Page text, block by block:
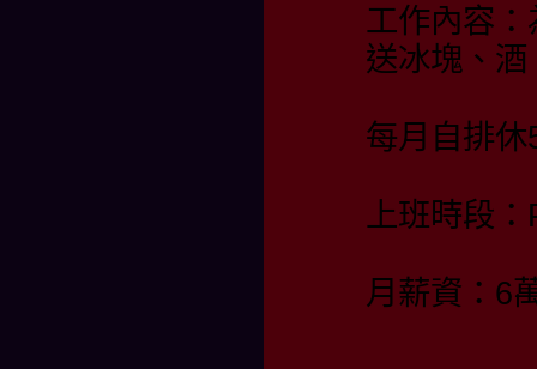
工作內容
送冰塊、
每月自排休
上班時段
月薪資：6